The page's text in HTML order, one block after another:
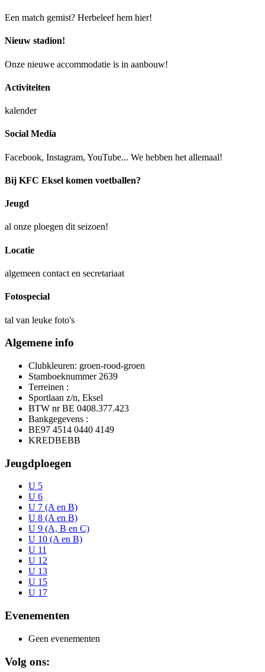
Een match gemist? Herbeleef hem hier!
Nieuw stadion!
Onze nieuwe accommodatie is in aanbouw!
Activiteiten
kalender
Social Media
Facebook, Instagram, YouTube... We hebben het allemaal!
Bij KFC Eksel komen voetballen?
Jeugd
al onze ploegen dit seizoen!
Locatie
algemeen contact en secretariaat
Fotospecial
tal van leuke foto's
Algemene info
Clubkleuren: groen-rood-groen
Stamboeknummer 2639
Terreinen :
Sportlaan z/n, Eksel
BTW nr BE 0408.377.423
Bankgegevens :
BE97 4514 0440 4149
KREDBEBB
Jeugdploegen
U 5
U 6
U 7 (A en B)
U 8 (A en B)
U 9 (A, B en C)
U 10 (A en B)
U 11
U 12
U 13
U 15
U 17
Evenementen
Geen evenementen
Volg ons: